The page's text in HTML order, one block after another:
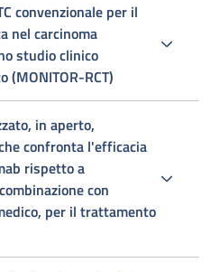
convenzionale per il
nel carcinoma
studio clinico
(MONITOR-RCT)
in aperto,
l'efficacia
rispetto a
con
per il trattamento